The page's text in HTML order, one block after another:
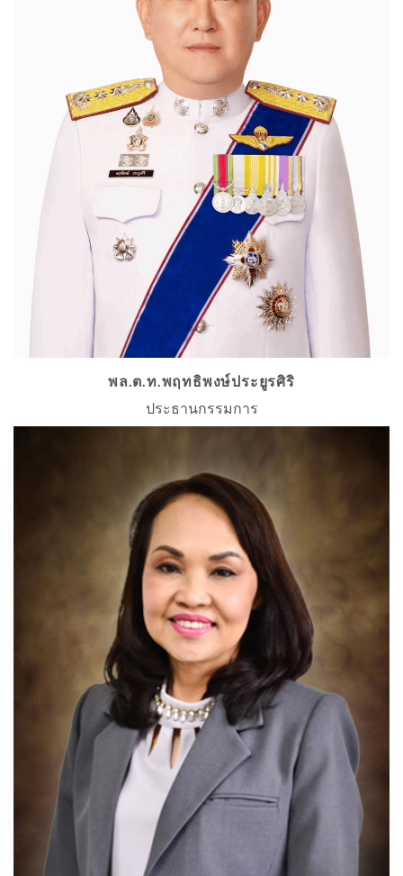
พล.ต.ท.พฤทธิพงษ์ประยูรศิริ
ประธานกรรมการ